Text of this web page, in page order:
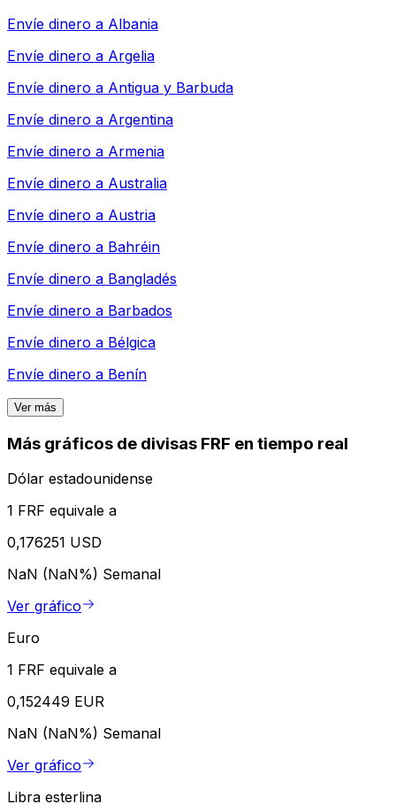
Envíe dinero a Albania
Envíe dinero a Argelia
Envíe dinero a Antigua y Barbuda
Envíe dinero a Argentina
Envíe dinero a Armenia
Envíe dinero a Australia
Envíe dinero a Austria
Envíe dinero a Bahréin
Envíe dinero a Bangladés
Envíe dinero a Barbados
Envíe dinero a Bélgica
Envíe dinero a Benín
Ver más
Más gráficos de divisas FRF en tiempo real
Dólar estadounidense
1 FRF equivale a
0,176251 USD
NaN (NaN%) Semanal
Ver gráfico
Euro
1 FRF equivale a
0,152449 EUR
NaN (NaN%) Semanal
Ver gráfico
Libra esterlina